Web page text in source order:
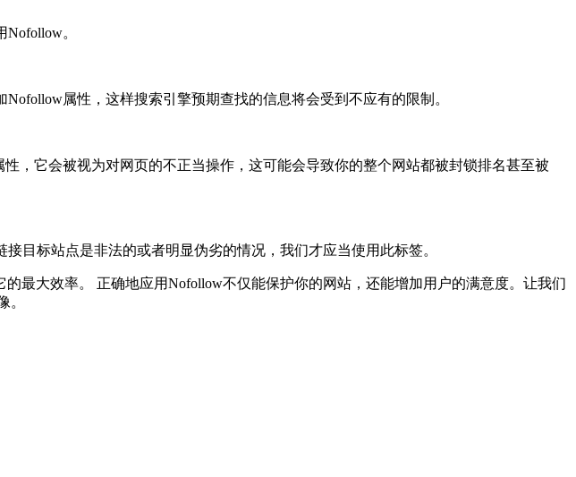
。
属性，这样搜索引擎预期查找的信息将会受到不应有的限制。
，它会被视为对网页的不正当操作，这可能会导致你的整个网站都被封锁排名甚至被
目标站点是非法的或者明显伪劣的情况，我们才应当使用此标签。
最大效率。 正确地应用Nofollow不仅能保护你的网站，还能增加用户的满意度。让我们
。